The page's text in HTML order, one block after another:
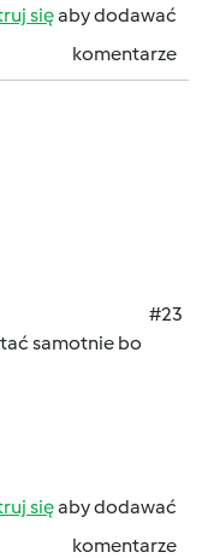
sięaby dodawać
komentarze
#23
samotnie bo
sięaby dodawać
komentarze